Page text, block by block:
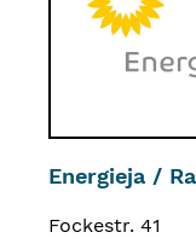
Energieja /
Fockestr. 41